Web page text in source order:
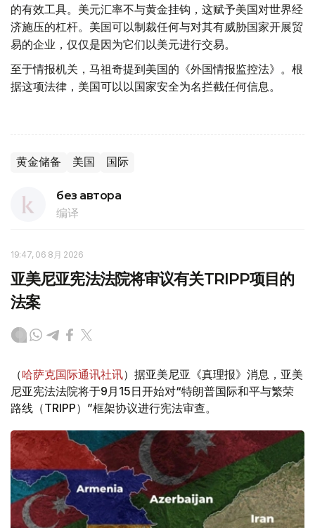
的有效工具。美元汇率不与黄金挂钩，这赋予美国对世界经
济施压的杠杆。美国可以制裁任何与对其有威胁国家开展贸
易的企业，仅仅是因为它们以美元进行交易。
至于情报机关，马祖奇提到美国的《外国情报监控法》。根
据这项法律，美国可以以国家安全为名拦截任何信息。
黄金储备 美国 国际
без автора
编译
19:47, 06 8月 2026
亚美尼亚宪法法院将审议有关TRIPP项目的
法案
（哈萨克国际通讯社讯）据亚美尼亚《真理报》消息，亚美
尼亚宪法法院将于9月15日开始对“特朗普国际和平与繁荣
路线（TRIPP）”框架协议进行宪法审查。